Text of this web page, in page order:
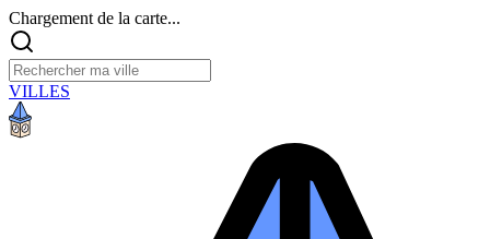
Chargement de la carte...
VILLES